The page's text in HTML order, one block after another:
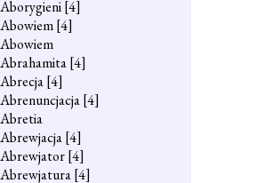
Aborygieni[4]
Abowiem[4]
Abowiem
Abrahamita[4]
Abrecja[4]
Abrenuncjacja[4]
Abretia
Abrewjacja[4]
Abrewjator[4]
Abrewjatura[4]